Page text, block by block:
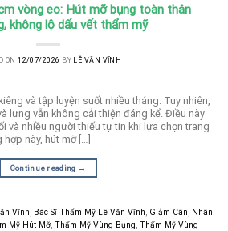
vòng eo: Hút mỡ bụng toàn thân
không lộ dấu vết thẩm mỹ
ON12/07/2026 BY LÊ VĂN VĨNH
và tập luyện suốt nhiều tháng. Tuy nhiên,
lưng vẫn không cải thiện đáng kể. Điều này
và nhiều người thiếu tự tin khi lựa chọn trang
này, hút mỡ […]
Continue reading →
Vĩnh Bác Sĩ Thẩm Mỹ Lê Văn Vĩnh Giảm Cân Nhân
Mỹ Hút Mỡ Thẩm Mỹ Vùng Bụng Thẩm Mỹ Vùng